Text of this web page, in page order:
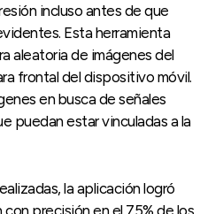
incluso antes de que
Esta herramienta
aleatoria de imágenes del
frontal del dispositivo móvil.
en busca de señales
puedan estar vinculadas a la
la aplicación logró
precisión en el 75% de los